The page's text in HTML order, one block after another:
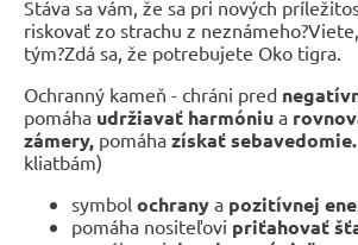
Stáva sa vám, že sa pri nových
riskovať zo strachu z
tým?Zdá sa, že potrebujete Oko tigra.
Ochranný kameň - chráni pred
pomáha udržiavať harmóniu a
zámery, pomáha získať sebavedomie.
kliatbám)
symbol ochrany a pozitívnej
pomáha nositeľovi priťahovať